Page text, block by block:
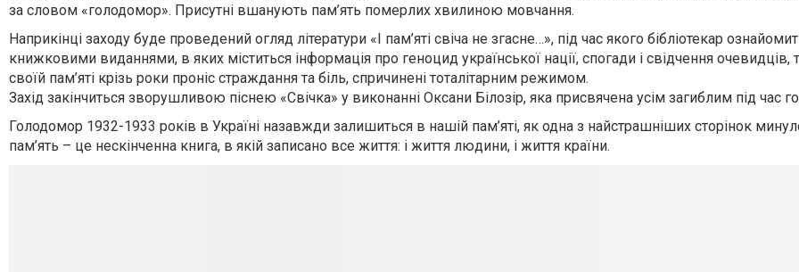
за словом «голодомор». Присутні вшанують пам’ять померлих хвилиною мовчання.
Наприкінці заходу буде проведений огляд літератури «І пам’яті свіча не згасне…», під час якого бібліотекар
книжковими виданнями, в яких міститься інформація про геноцид української нації, спогади і свідчення очевидців,
своїй пам’яті крізь роки проніс страждання та біль, спричинені тоталітарним режимом.
Захід закінчиться зворушливою піснею «Свічка» у виконанні Оксани Білозір, яка присвячена усім загиблим під час
Голодомор 1932-1933 років в Україні назавжди залишиться в нашій пам’яті, як одна з найстрашніших сторінок
пам’ять – це нескінченна книга, в якій записано все життя: і життя людини, і життя країни.